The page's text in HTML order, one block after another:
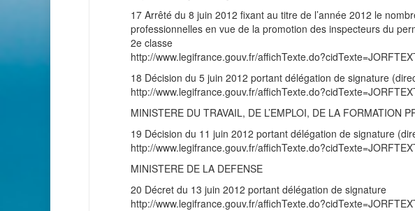
17 Arrêté du 8 juin 2012 fixant au titre de l’année 2012 le
professionnelles en vue de la promotion des inspecteurs du
2e classe
http://www.legifrance.gouv.fr/
18 Décision du 5 juin 2012 portant délégation de signature
http://www.legifrance.gouv.fr/
MINISTERE DU TRAVAIL, DE L’EMPLOI, DE LA FORMATION
19 Décision du 11 juin 2012 portant délégation de signature
http://www.legifrance.gouv.fr/
MINISTERE DE LA DEFENSE
20 Décret du 13 juin 2012 portant délégation de signature
http://www.legifrance.gouv.fr/